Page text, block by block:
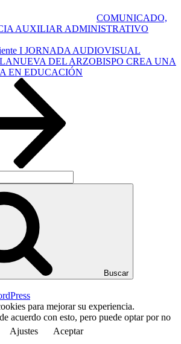
COMUNICADO,
AUXILIAR ADMINISTRATIVO
I JORNADA AUDIOVISUAL
DEL ARZOBISPO CREA UNA
EN EDUCACIÓN
Buscar
para mejorar su experiencia.
acuerdo con esto, pero puede optar por no
Ajustes Aceptar